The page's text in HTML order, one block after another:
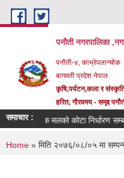
Skip to main content
पनौती नगरपालिका
पनौती-४, काभ्रेपलान्चोक
बागमती प्रदेश नेपाल
कृषि,पर्यटन,कला र
हरित, गौरवमय - समृद्द
समाचार :
रासायनिक मलको कोटा निर्धारण
You are here
Home » मिति २०७६/०८/०५ मा